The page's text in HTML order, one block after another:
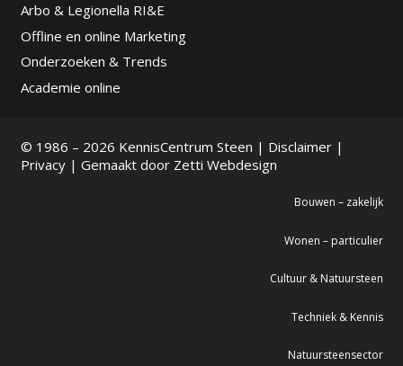
Arbo & Legionella RI&E
Offline en online Marketing
Onderzoeken & Trends
Academie online
© 1986 – 2026 KennisCentrum Steen | Disclaimer|
Privacy| Gemaakt door Zetti Webdesign
Bouwen – zakelijk
Wonen – particulier
Cultuur & Natuursteen
Techniek & Kennis
Natuursteensector